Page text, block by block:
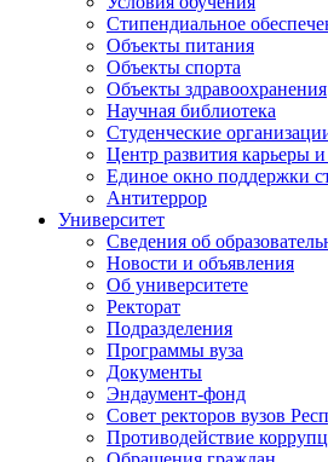
Стипендиальное
Объекты питания
Объекты спорта
Объекты здравоохранения
Научная библиотека
Студенческие
Центр развития карьеры
Единое окно поддержки
Антитеррор
Университет
Сведения об
Новости и объявления
Об университете
Ректорат
Подразделения
Программы вуза
Документы
Эндаумент-фонд
Совет ректоров вузов
Противодействие